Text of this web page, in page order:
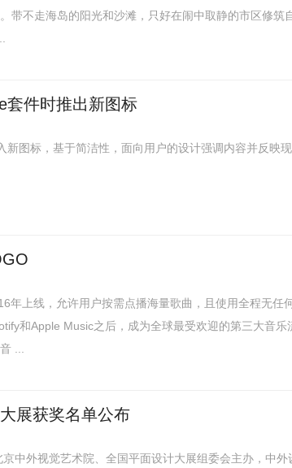
带不走海岛的阳光和沙滩，只好在闹中取静的市区修筑
套件时推出新图标
新图标，基于简洁性，面向用户的设计强调内容并反映现
年上线，允许用户按需点播海量歌曲，且使用全程无任
和Apple Music之后，成为全球最受欢迎的第三大音乐
...
展获奖名单公布
中外视觉艺术院、全国平面设计大展组委会主办，中外